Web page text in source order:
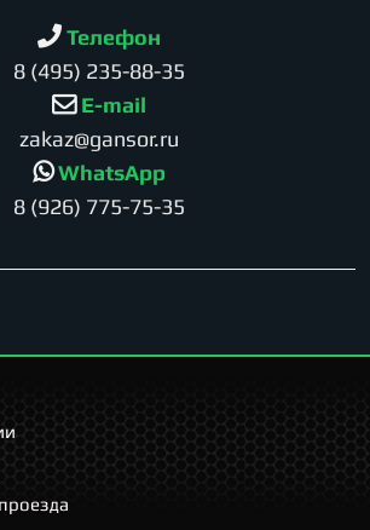
Телефон
8 (495) 235-88-35
E-mail
zakaz@gansor.ru
WhatsApp
8 (926) 775-75-35